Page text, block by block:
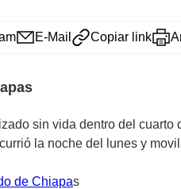
E-Mail Copiar link
sin vida dentro del
la noche del lunes y
de Chiapas